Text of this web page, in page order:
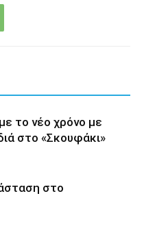
το νέο χρόνο με
στο «Σκουφάκι»
στο